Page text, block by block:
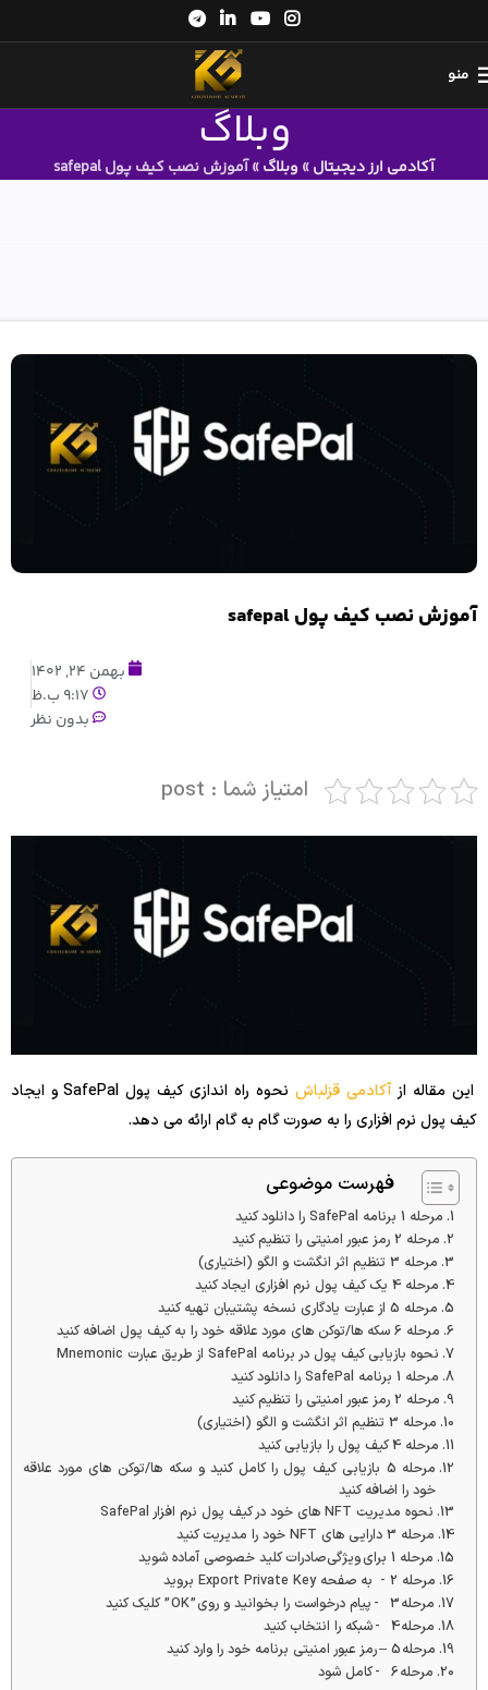
منو
وبلاگ
آکادمی ارز دیجیتال» وبلاگ»آموزش نصب کیف پول safepal
آموزش نصب کیف پول safepal
بهمن 24, 1402
9:17 ب.ظ
بدون نظر
امتیاز شما : post
این مقاله از آکادمی قزلباش
نحوه راه اندازی کیف پول SafePal و ایجاد
کیف پول نرم افزاری را به صورت گام به گام ارائه می دهد.
فهرست موضوعی
مرحله 1 برنامه SafePal را دانلود کنید
مرحله 2 رمز عبور امنیتی را تنظیم کنید
مرحله 3 تنظیم اثر انگشت و الگو (اختیاری)
مرحله 4 یک کیف پول نرم افزاری ایجاد کنید
مرحله 5 از عبارت یادگاری نسخه پشتیبان تهیه کنید
مرحله 6 سکه ها/توکن های مورد علاقه خود را به کیف پول اضافه کنید
نحوه بازیابی کیف پول در برنامه SafePal از طریق عبارت Mnemonic
مرحله 1 برنامه SafePal را دانلود کنید
مرحله 2 رمز عبور امنیتی را تنظیم کنید
مرحله 3 تنظیم اثر انگشت و الگو (اختیاری)
مرحله 4 کیف پول را بازیابی کنید
مرحله 5 بازیابی کیف پول را کامل کنید و سکه ها/توکن های مورد علاقه
خود را اضافه کنید
نحوه مدیریت NFT های خود در کیف پول نرم افزار SafePal
مرحله 3 دارایی های NFT خود را مدیریت کنید
مرحله 1 برای ویژگی صادرات کلید خصوصی آماده شوید
مرحله 2 - به صفحه Export Private Key بروید
مرحله 3 - پیام درخواست را بخوانید و روی ” OK ” کلیک کنید
مرحله 4 - شبکه را انتخاب کنید
مرحله 5 – رمز عبور امنیتی برنامه خود را وارد کنید
مرحله 6 - کامل شود